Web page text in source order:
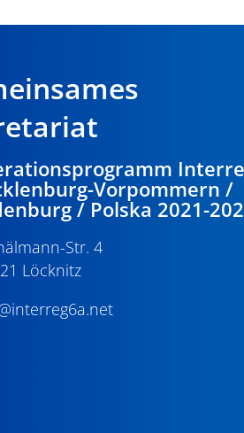
Vorpommern /
/ Polska 2021-
Str. 4
Löcknitz